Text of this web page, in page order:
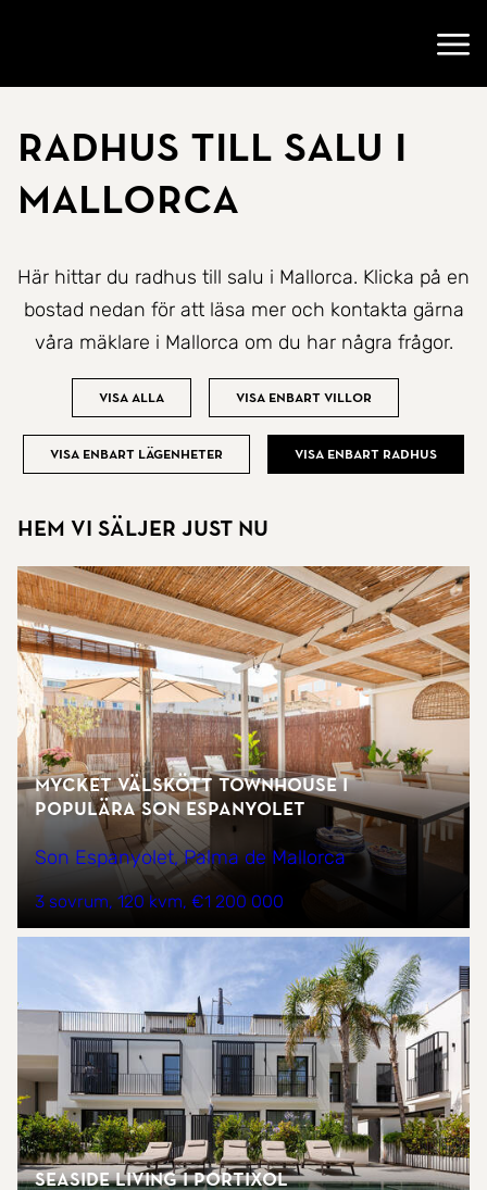
Radhus till salu i
Mallorca
Här hittar du radhus till salu i Mallorca. Klicka på en
bostad nedan för att läsa mer och kontakta gärna
våra mäklare i Mallorca om du har några frågor.
Visa alla Visa enbart villor
Visa enbart lägenheter Visa enbart radhus
Hem vi säljer just nu
Mycket välskött townhouse i
populära Son Espanyolet
Son Espanyolet, Palma de Mallorca
3 sovrum 120 kvm €1 200 000
Seaside Living i Portixol